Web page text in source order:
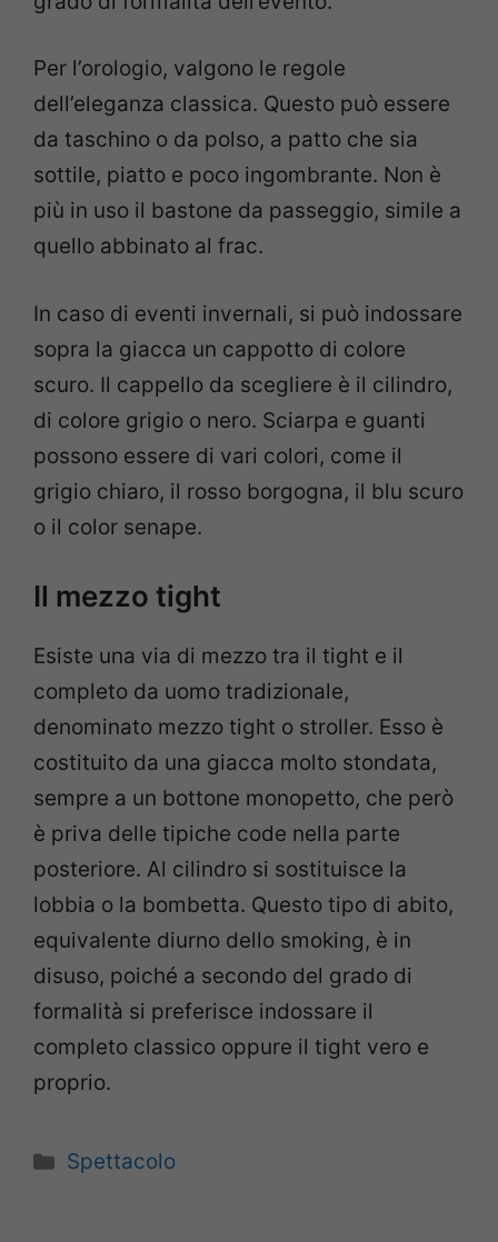
Per l’orologio, valgono le regole
dell’eleganza classica. Questo può essere
da taschino o da polso, a patto che sia
sottile, piatto e poco ingombrante. Non è
più in uso il bastone da passeggio, simile a
quello abbinato al frac.
In caso di eventi invernali, si può indossare
sopra la giacca un cappotto di colore
scuro. Il cappello da scegliere è il cilindro,
di colore grigio o nero. Sciarpa e guanti
possono essere di vari colori, come il
grigio chiaro, il rosso borgogna, il blu scuro
o il color senape.
Il mezzo tight
Esiste una via di mezzo tra il tight e il
completo da uomo tradizionale,
denominato mezzo tight o stroller. Esso è
costituito da una giacca molto stondata,
sempre a un bottone monopetto, che però
è priva delle tipiche code nella parte
posteriore. Al cilindro si sostituisce la
lobbia o la bombetta. Questo tipo di abito,
equivalente diurno dello smoking, è in
disuso, poiché a secondo del grado di
formalità si preferisce indossare il
completo classico oppure il tight vero e
proprio.
Categorie
Spettacolo